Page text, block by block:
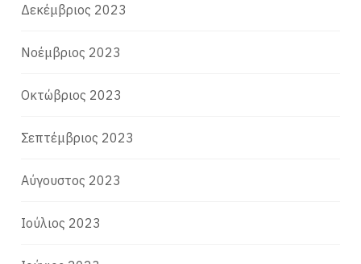
Δεκέμβριος 2023
Νοέμβριος 2023
Οκτώβριος 2023
Σεπτέμβριος 2023
Αύγουστος 2023
Ιούλιος 2023